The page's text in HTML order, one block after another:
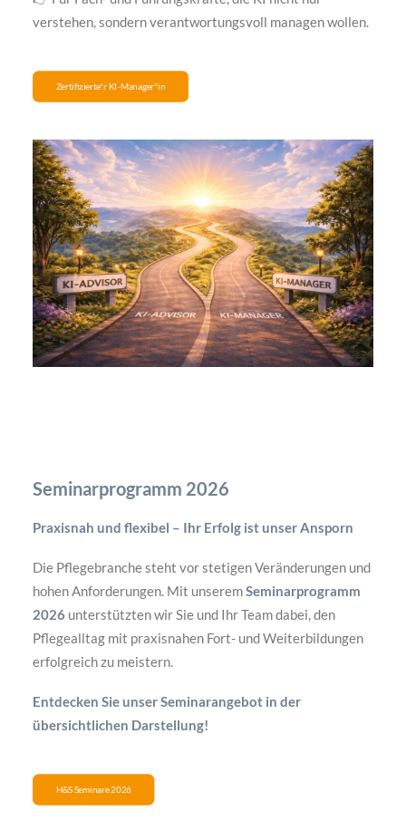
verstehen, sondern verantwortungsvoll managen wollen.
Zertifizierte*r KI-Manager*in
Seminarprogramm 2026
Praxisnah und flexibel – Ihr Erfolg ist unser Ansporn
Die Pflegebranche steht vor stetigen Veränderungen und
hohen Anforderungen. Mit unseremSeminarprogramm
2026 unterstützten wir Sie und Ihr Team dabei, den
Pflegealltag mit praxisnahen Fort- und Weiterbildungen
erfolgreich zu meistern.
Entdecken Sie unser Seminarangebot in der
übersichtlichen Darstellung!
H&S Seminare 2026